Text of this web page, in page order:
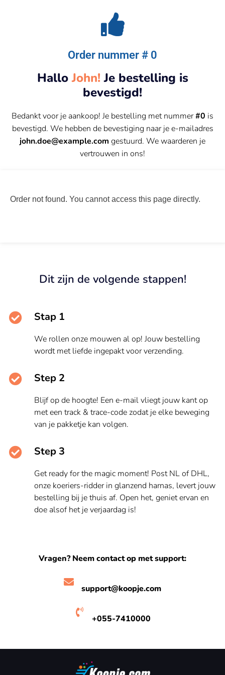
Order nummer # 0
HalloJohn! Je bestelling is
bevestigd!
Bedankt voor je aankoop! Je bestelling met nummer#0 is
bevestigd. We hebben de bevestiging naar je e-mailadres
john.doe@example.com gestuurd. We waarderen je
vertrouwen in ons!
Order not found. You cannot access this page directly.
Dit zijn de volgende stappen!
Stap 1
We rollen onze mouwen al op! Jouw bestelling
wordt met liefde ingepakt voor verzending.
Step 2
Blijf op de hoogte! Een e-mail vliegt jouw kant op
met een track & trace-code zodat je elke beweging
van je pakketje kan volgen.
Step 3
Get ready for the magic moment! Post NL of DHL,
onze koeriers-ridder in glanzend harnas, levert jouw
bestelling bij je thuis af. Open het, geniet ervan en
doe alsof het je verjaardag is!
Vragen? Neem contact op met support:
support@koopje.com
+055-7410000